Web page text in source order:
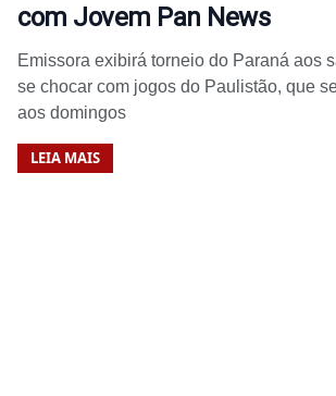
com Jovem Pan News
Emissora exibirá torneio do Paraná aos
se chocar com jogos do Paulistão, que
aos domingos
LEIA MAIS